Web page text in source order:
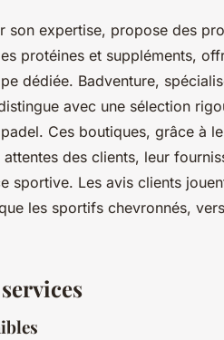
son expertise, propose des
protéines et suppléments,
dédiée. Badventure,
avec une sélection
Ces boutiques, grâce à
des clients, leur
sportive. Les avis clients
les sportifs chevronnés,